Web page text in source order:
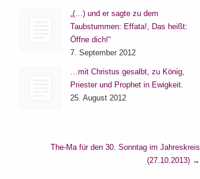
„(…) und er sagte zu dem
Taubstummen: Effata!, Das heißt:
Öffne dich!“
7. September 2012
…mit Christus gesalbt, zu König,
Priester und Prophet in Ewigkeit.
25. August 2012
The-Ma für den 30. Sonntag im Jahreskreis
(27.10.2013) →